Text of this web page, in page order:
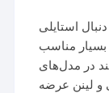
استایلی
مناسب
در مدل‌های
و لینن عرضه